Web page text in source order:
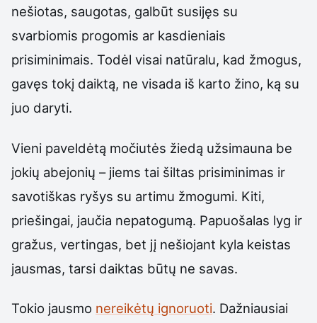
nešiotas, saugotas, galbūt susijęs su
svarbiomis progomis ar kasdieniais
prisiminimais. Todėl visai natūralu, kad žmogus,
gavęs tokį daiktą, ne visada iš karto žino, ką su
juo daryti.
Vieni paveldėtą močiutės žiedą užsimauna be
jokių abejonių – jiems tai šiltas prisiminimas ir
savotiškas ryšys su artimu žmogumi. Kiti,
priešingai, jaučia nepatogumą. Papuošalas lyg ir
gražus, vertingas, bet jį nešiojant kyla keistas
jausmas, tarsi daiktas būtų ne savas.
Tokio jausmo nereikėtų ignoruoti. Dažniausiai